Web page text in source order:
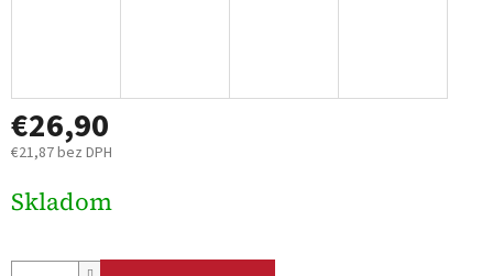
€26,90
€21,87 bez DPH
cena:
Skladom